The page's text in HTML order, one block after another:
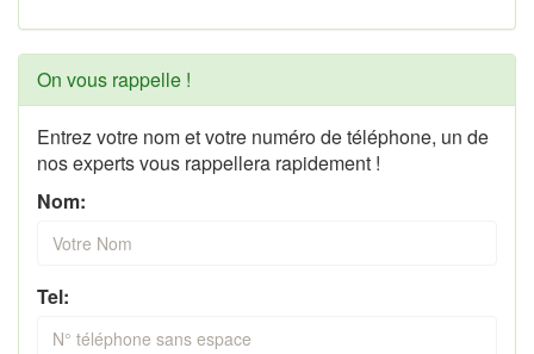
On vous rappelle !
Entrez votre nom et votre numéro de téléphone, un de
nos experts vous rappellera rapidement !
Nom:
Tel: